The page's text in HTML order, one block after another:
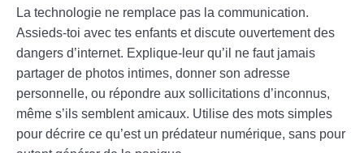
La technologie ne remplace pas la communication.
Assieds-toi avec tes enfants et discute ouvertement des
dangers d’internet. Explique-leur qu’il ne faut jamais
partager de photos intimes, donner son adresse
personnelle, ou répondre aux sollicitations d’inconnus,
même s’ils semblent amicaux. Utilise des mots simples
pour décrire ce qu’est un prédateur numérique, sans pour